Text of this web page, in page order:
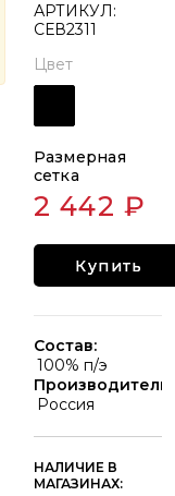
АРТИКУЛ:
СЕВ2311
Цвет
Размерная
сетка
2 442 ₽
Купить
Состав:
100% п/э
Производитель:
Россия
НАЛИЧИЕ В
МАГАЗИНАХ: